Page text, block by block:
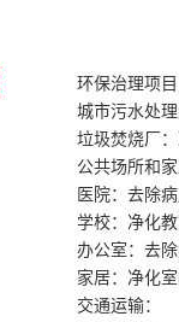
环保治理项目
城市污水处
垃圾焚烧厂
公共场所和家
医院：去除
学校：净化
办公室：去
家居：净化
交通运输：